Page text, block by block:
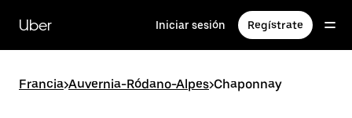
contenido
principal
Uber Iniciar sesión Regístrate
Francia>Auvernia-Ródano-Alpes>Chaponnay